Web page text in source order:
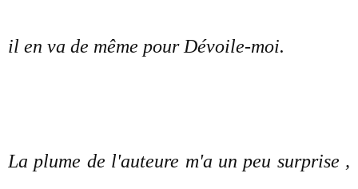
il en va de même pour Dévoile-moi.
La plume de l'auteure m'a un peu surprise ,